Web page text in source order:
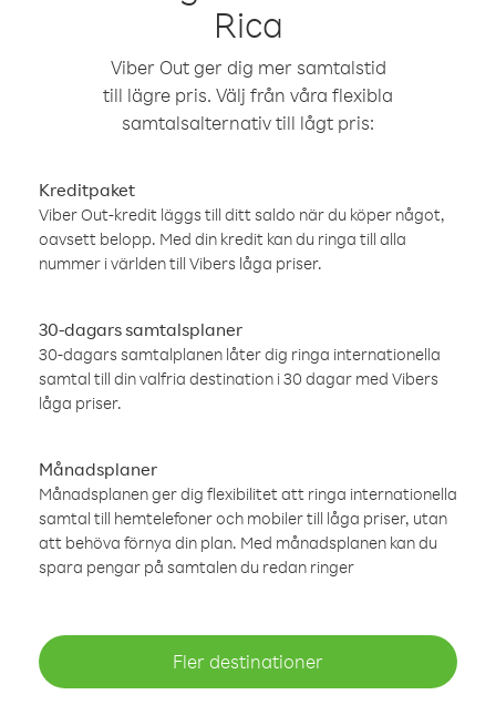
Rica
Viber Out ger dig mer samtalstid
till lägre pris. Välj från våra flexibla
samtalsalternativ till lågt pris:
Kreditpaket
Viber Out-kredit läggs till ditt saldo när du köper något,
oavsett belopp. Med din kredit kan du ringa till alla
nummer i världen till Vibers låga priser.
30-dagars samtalsplaner
30-dagars samtalplanen låter dig ringa internationella
samtal till din valfria destination i 30 dagar med Vibers
låga priser.
Månadsplaner
Månadsplanen ger dig flexibilitet att ringa internationella
samtal till hemtelefoner och mobiler till låga priser, utan
att behöva förnya din plan. Med månadsplanen kan du
spara pengar på samtalen du redan ringer
Fler destinationer